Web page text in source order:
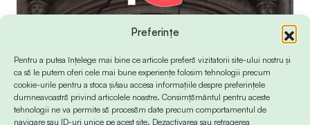
Preferințe
Pentru a putea înțelege mai bine ce articole preferă vizitatorii site-ului nostru și
ca să le putem oferi cele mai bune experiențe folosim tehnologii precum
cookie-urile pentru a stoca și/sau accesa informațiile despre preferințele
dumneavoastră privind articolele noastre. Consimțământul pentru aceste
tehnologii ne va permite să procesăm date precum comportamentul de
navigare sau ID-uri unice pe acest site. Dezactivarea sau retragerea